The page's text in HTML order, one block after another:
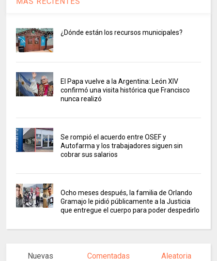
¿Dónde están los recursos municipales?
El Papa vuelve a la Argentina: León XIV
confirmó una visita histórica que Francisco
nunca realizó
Se rompió el acuerdo entre OSEF y
Autofarma y los trabajadores siguen sin
cobrar sus salarios
Ocho meses después, la familia de Orlando
Gramajo le pidió públicamente a la Justicia
que entregue el cuerpo para poder despedirlo
Nuevas Comentadas Aleatoria